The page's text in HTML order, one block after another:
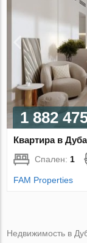
1 882
Квартира в
Спален: 1
FAM Properties
Недвижимость в